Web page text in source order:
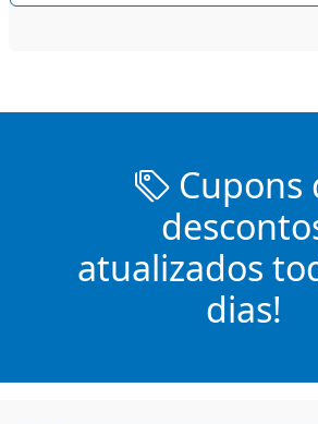
Cupons
atualizados
dias!